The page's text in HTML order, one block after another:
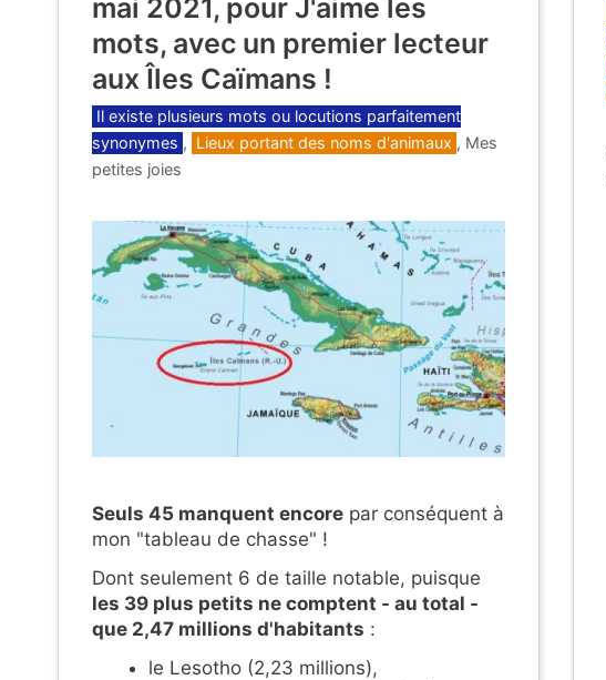
mai 2021, pour J'aime les
mots, avec un premier lecteur
aux Îles Caïmans !
Catégories
Il existe plusieurs mots ou locutions parfaitement
synonymes , Lieux portant des noms d'animaux , Mes
petites joies
Seuls 45 manquent encore par conséquent à
mon "tableau de chasse" !
Dont seulement 6 de taille notable, puisque
les 39 plus petits ne comptent - au total -
que 2,47 millions d'habitants :
le Lesotho (2,23 millions),